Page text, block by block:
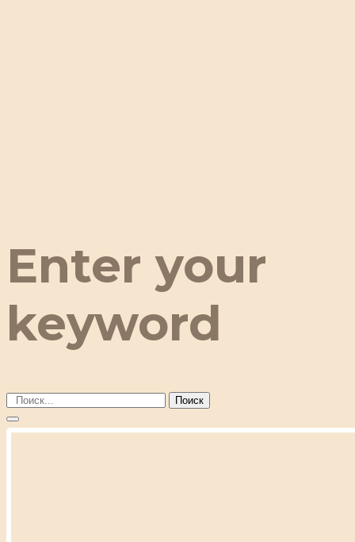
Enter your
keyword
Поиск